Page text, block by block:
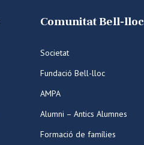
Comunitat Bell-lloc
Societat
Fundació Bell-lloc
AMPA
Alumni – Antics Alumnes
Formació de famílies